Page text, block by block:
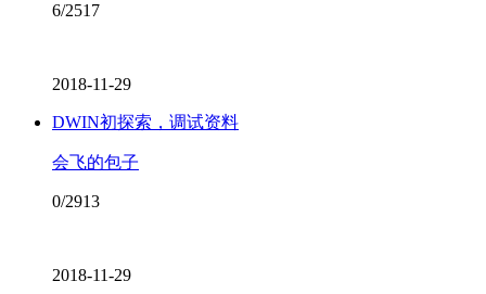
6/2517
2018-11-29
DWIN初探索，调试资料
会飞的包子
0/2913
2018-11-29